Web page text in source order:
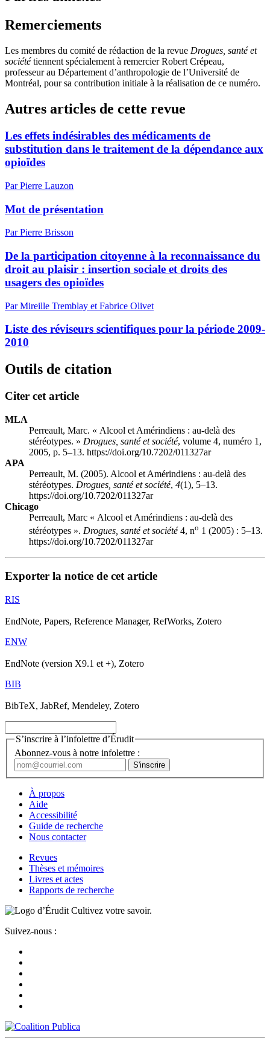
Remerciements
Les membres du comité de rédaction de la revue Drogues, santé et
sociététiennent spécialement à remercier Robert Crépeau,
professeur au Département d’anthropologie de l’Université de
Montréal, pour sa contribution initiale à la réalisation de ce numéro.
Autres articles de cette revue
Les effets indésirables des médicaments de
substitution dans le traitement de la dépendance aux
opioïdes
Par Pierre Lauzon
Mot de présentation
Par Pierre Brisson
De la participation citoyenne à la reconnaissance du
droit au plaisir : insertion sociale et droits des
usagers des opioïdes
Par Mireille Tremblay et Fabrice Olivet
Liste des réviseurs scientifiques pour la période 2009-
2010
Outils de citation
Citer cet article
MLA
Perreault, Marc. « Alcool et Amérindiens : au-delà des
stéréotypes. » Drogues, santé et société, volume 4, numéro 1,
2005, p. 5–13. https://doi.org/10.7202/011327ar
APA
Perreault, M. (2005). Alcool et Amérindiens : au-delà des
stéréotypes. Drogues, santé et société, 4(1), 5–13.
https://doi.org/10.7202/011327ar
Chicago
Perreault, Marc « Alcool et Amérindiens : au-delà des
stéréotypes ». Drogues, santé et société4, no 1 (2005) : 5–13.
https://doi.org/10.7202/011327ar
Exporter la notice de cet article
RIS
EndNote, Papers, Reference Manager, RefWorks, Zotero
ENW
EndNote (version X9.1 et +), Zotero
BIB
BibTeX, JabRef, Mendeley, Zotero
S’inscrire à l’infolettre d’Érudit
Abonnez-vous à notre infolettre :
À propos
Aide
Accessibilité
Guide de recherche
Nous contacter
Revues
Thèses et mémoires
Livres et actes
Rapports de recherche
Cultivez votre savoir.
Suivez-nous :